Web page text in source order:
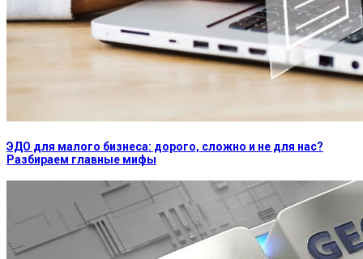
ЭДО для малого бизнеса: дорого, сложно и не для нас?
Разбираем главные мифы